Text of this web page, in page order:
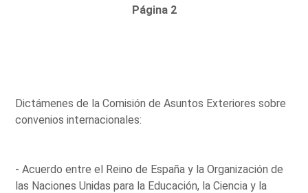
Página 2
Dictámenes de la Comisión de Asuntos Exteriores sobre
convenios internacionales:
- Acuerdo entre el Reino de España y la Organización de
las Naciones Unidas para la Educación, la Ciencia y la